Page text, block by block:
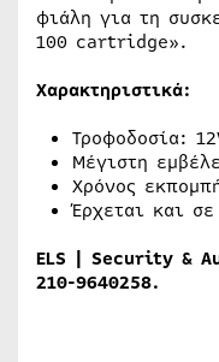
φιάλη για τη
100 cartridge».
Χαρακτηριστικά:
Τροφοδοσία:
Μέγιστη
Χρόνος
Έρχεται και
ELS | Security &
210-9640258.